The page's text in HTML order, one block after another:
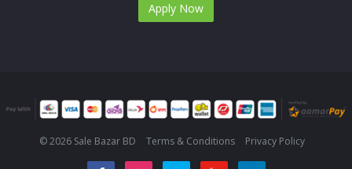
Apply Now
© 2026 Sale Bazar BD Terms & Conditions Privacy Policy